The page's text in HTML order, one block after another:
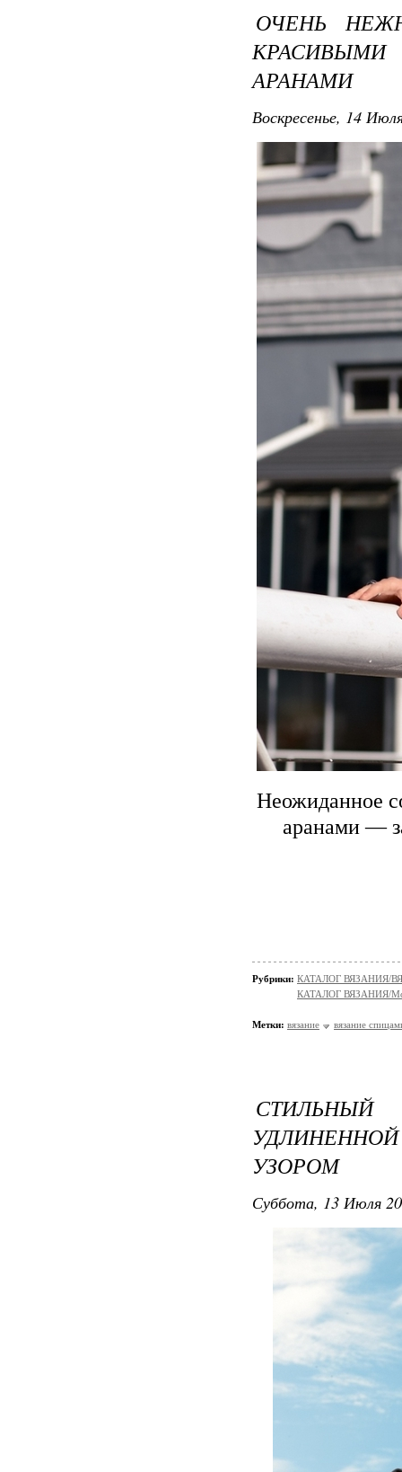
ОЧЕНЬ
АРАНАМИ
Воскресенье, 14
Неожиданное
аранами —
Рубрики: КАТАЛОГ ВЯЗАНИЯ/
КАТАЛОГ ВЯЗАНИЯ/
Метки: вязание вязание
УЗОРОМ
Суббота, 13 Июля